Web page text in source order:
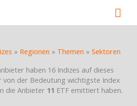
» Regionen » Themen » Sektoren
haben 16 Indizes auf dieses
von der Bedeutung wichtigste Index
die Anbieter 11 ETF emittiert haben.